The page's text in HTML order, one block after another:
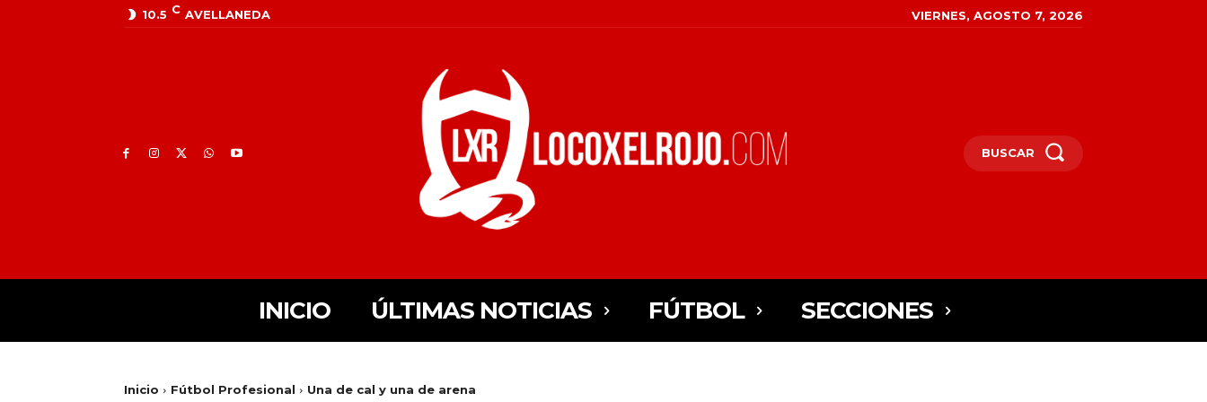
10.5 C AVELLANEDA VIERNES, AGOSTO 7, 2026
BUSCAR
INICIO ÚLTIMAS NOTICIAS FÚTBOL SECCIONES
Inicio Fútbol Profesional Una de cal y una de arena